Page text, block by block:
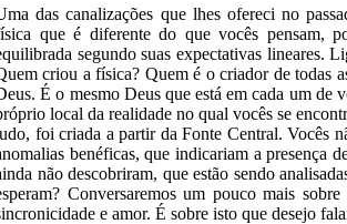
das canalizações que lhes ofereci no
que é diferente do que vocês pensam,
segundo suas expectativas lineares.
criou a física? Quem é o criador de todas
É o mesmo Deus que está em cada um de
local da realidade no qual vocês se
foi criada a partir da Fonte Central. Vocês
benéficas, que indicariam a presença
não descobriram, que estão sendo
Conversaremos um pouco mais
e amor. É sobre isto que desejo